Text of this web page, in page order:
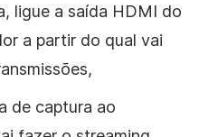
ligue a saída HDMI do
a partir do qual vai
de captura ao